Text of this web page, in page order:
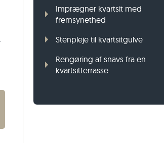
Imprægner kvartsit med
fremsynethed
Stenpleje til kvartsitgulve
Rengøring af snavs fra en
kvartsitterrasse